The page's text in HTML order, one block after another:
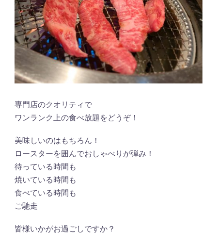
専門店のクオリティで
ワンランク上の食べ放題をどうぞ！
美味しいのはもちろん！
ロースターを囲んでおしゃべりが弾み！
待っている時間も
焼いている時間も
食べている時間も
ご馳走
皆様いかがお過ごしですか？